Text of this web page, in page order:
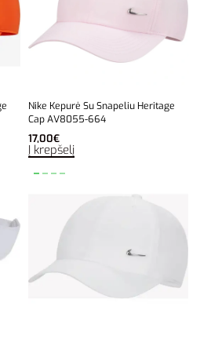
Nike Kepurė Su Snapeliu Heritage
Cap AV8055-664
17,00€
Į krepšelį